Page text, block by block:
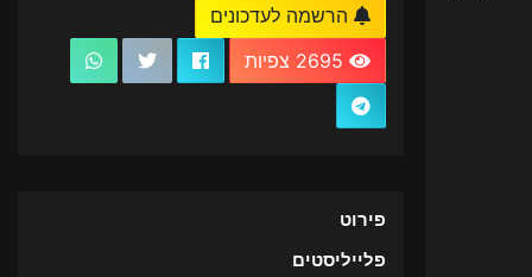
הרשמה לעדכונים
פירוט
פלייליסטים